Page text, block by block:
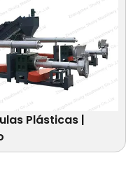
Plásticas |